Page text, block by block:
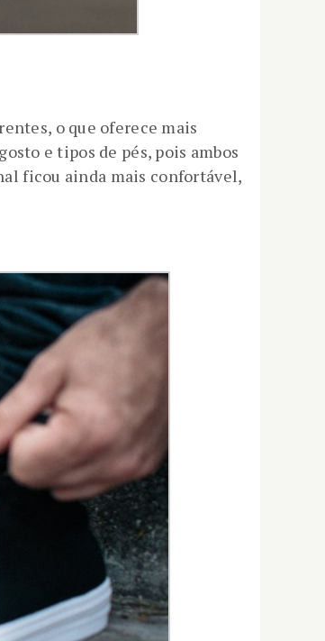
o que oferece mais
e tipos de pés, pois ambos
ficou ainda mais confortável,